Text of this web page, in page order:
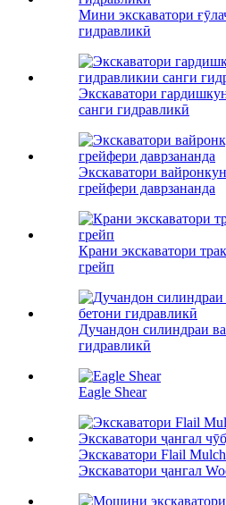
Мини экскаватори
гидравликӣ
Экскаватори
санги гидравликӣ
Экскаватори
грейфери даврзананда
Крани экскаватори
грейп
Дучандон силиндраи
гидравликӣ
Eagle Shear
Экскаватори Flail
Экскаватори ҷангал